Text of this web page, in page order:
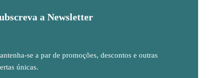
a Newsletter
se a par de promoções, descontos e outras
únicas.